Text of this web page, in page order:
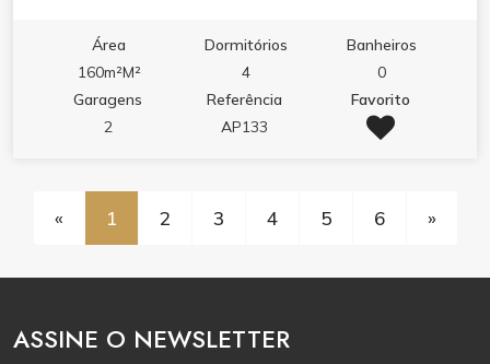
espaço e conforto. Entrega jumho de 2026.
Área
160m²M²
Dormitórios
4
Banheiros
0
Garagens
2
Referência
AP133
Favorito
« 1 2 3 4 5 6 »
ASSINE O NEWSLETTER